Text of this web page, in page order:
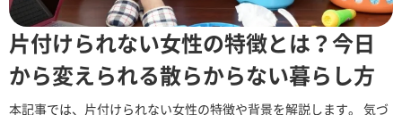
片付けられない女性の特徴とは？今日
から変えられる散らからない暮らし方
本記事では、片付けられない女性の特徴や背景を解説します。 気づ